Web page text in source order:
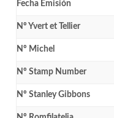
Fecha Emisión
Nº Yvert et Tellier
Nº Michel
Nº Stamp Number
Nº Stanley Gibbons